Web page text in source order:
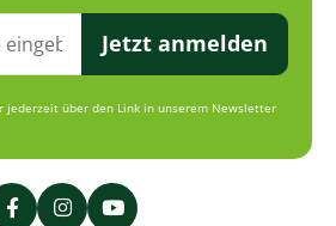
Jetzt anmelden
jederzeit über den Link in unserem Newsletter